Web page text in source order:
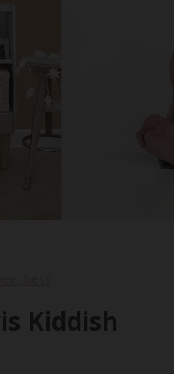
Kiddish